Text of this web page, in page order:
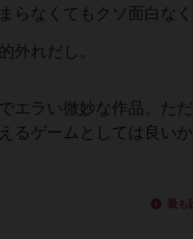
らなくてもクソ面白な
外れだし。
エラい微妙な作品。た
るゲームとしては良い
最も